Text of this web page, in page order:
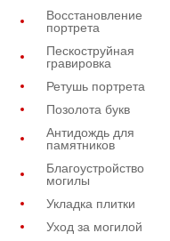
Восстановление
портрета
Пескоструйная
гравировка
Ретушь портрета
Позолота букв
Антидождь для
памятников
Благоустройство
могилы
Укладка плитки
Уход за могилой